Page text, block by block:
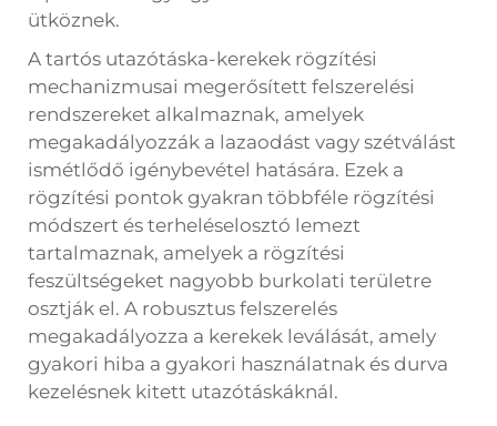
ütköznek.
A tartós utazótáska-kerekek rögzítési
mechanizmusai megerősített felszerelési
rendszereket alkalmaznak, amelyek
megakadályozzák a lazaodást vagy szétválást
ismétlődő igénybevétel hatására. Ezek a
rögzítési pontok gyakran többféle rögzítési
módszert és terheléselosztó lemezt
tartalmaznak, amelyek a rögzítési
feszültségeket nagyobb burkolati területre
osztják el. A robusztus felszerelés
megakadályozza a kerekek leválását, amely
gyakori hiba a gyakori használatnak és durva
kezelésnek kitett utazótáskáknál.